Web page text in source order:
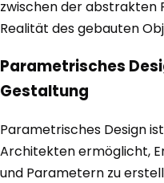
zwischen der abstrakten
Realität des gebauten
Parametrisches
Gestaltung
Parametrisches Design
Architekten ermöglicht,
und Parametern zu